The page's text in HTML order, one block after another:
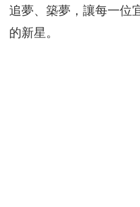
追夢、築夢，讓每一位
的新星。